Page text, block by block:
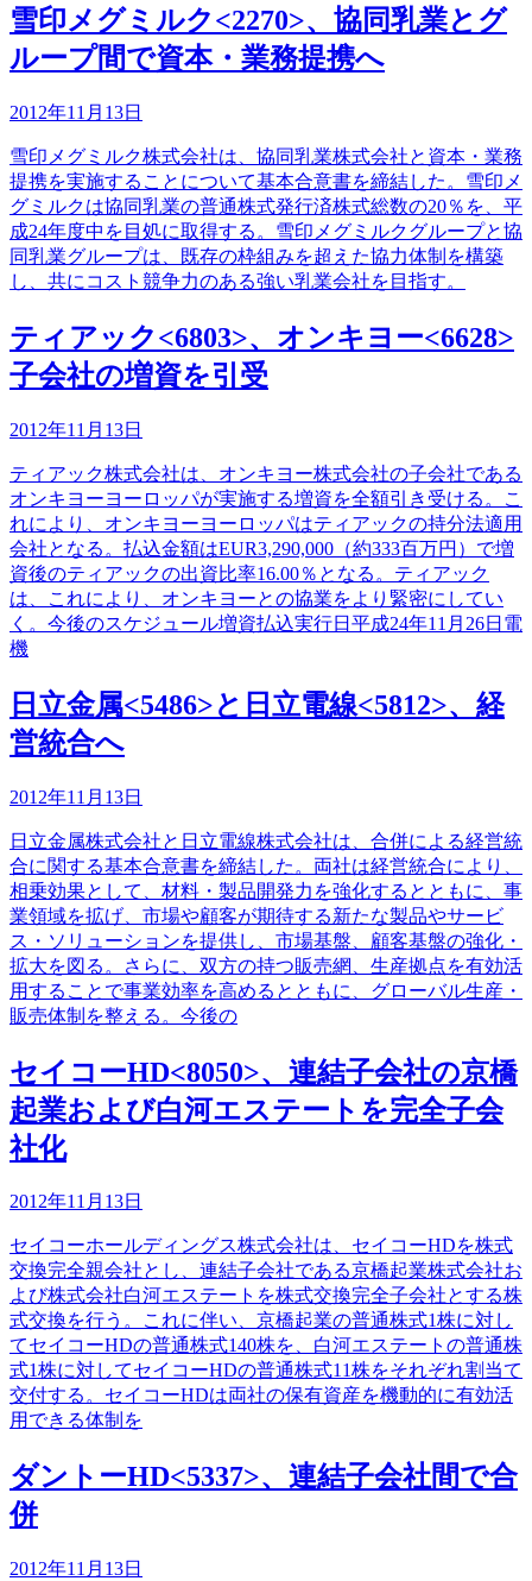
雪印メグミルク<2270>、協同乳業とグ
ループ間で資本・業務提携へ
2012年11月13日
雪印メグミルク株式会社は、協同乳業株式会社と資本・業務
提携を実施することについて基本合意書を締結した。雪印メ
グミルクは協同乳業の普通株式発行済株式総数の20％を、平
成24年度中を目処に取得する。雪印メグミルクグループと協
同乳業グループは、既存の枠組みを超えた協力体制を構築
し、共にコスト競争力のある強い乳業会社を目指す。
ティアック<6803>、オンキヨー<6628>
子会社の増資を引受
2012年11月13日
ティアック株式会社は、オンキヨー株式会社の子会社である
オンキヨーヨーロッパが実施する増資を全額引き受ける。こ
れにより、オンキヨーヨーロッパはティアックの持分法適用
会社となる。払込金額はEUR3,290,000（約333百万円）で増
資後のティアックの出資比率16.00％となる。ティアック
は、これにより、オンキヨーとの協業をより緊密にしてい
く。今後のスケジュール増資払込実行日平成24年11月26日電
機
日立金属<5486>と日立電線<5812>、経
営統合へ
2012年11月13日
日立金属株式会社と日立電線株式会社は、合併による経営統
合に関する基本合意書を締結した。両社は経営統合により、
相乗効果として、材料・製品開発力を強化するとともに、事
業領域を拡げ、市場や顧客が期待する新たな製品やサービ
ス・ソリューションを提供し、市場基盤、顧客基盤の強化・
拡大を図る。さらに、双方の持つ販売網、生産拠点を有効活
用することで事業効率を高めるとともに、グローバル生産・
販売体制を整える。今後の
セイコーHD<8050>、連結子会社の京橋
起業および白河エステートを完全子会
社化
2012年11月13日
セイコーホールディングス株式会社は、セイコーHDを株式
交換完全親会社とし、連結子会社である京橋起業株式会社お
よび株式会社白河エステートを株式交換完全子会社とする株
式交換を行う。これに伴い、京橋起業の普通株式1株に対し
てセイコーHDの普通株式140株を、白河エステートの普通株
式1株に対してセイコーHDの普通株式11株をそれぞれ割当て
交付する。セイコーHDは両社の保有資産を機動的に有効活
用できる体制を
ダントーHD<5337>、連結子会社間で合
併
2012年11月13日